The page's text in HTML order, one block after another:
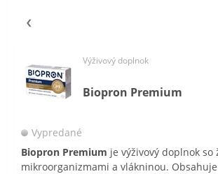
Výživový doplnok
Biopron Premium
Vypredané
Biopron Premium je výživový doplnok so
mikroorganizmami a vlákninou.